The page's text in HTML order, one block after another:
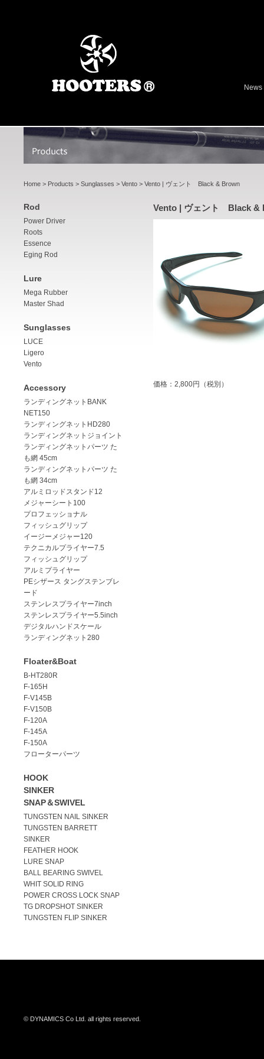
News
Home > Products > Sunglasses > Vento > Vento | ヴェント Black & Brown
Rod
Power Driver
Roots
Essence
Eging Rod
Lure
Mega Rubber
Master Shad
Sunglasses
LUCE
Ligero
Vento
Accessory
ランディングネットBANK
NET150
ランディングネットHD280
ランディングネットジョイント
ランディングネットパーツ た
も網 45cm
ランディングネットパーツ た
も網 34cm
アルミロッドスタンド12
メジャーシート100
プロフェッショナル
フィッシュグリップ
イージーメジャー120
テクニカルプライヤー7.5
フィッシュグリップ
アルミプライヤー
PEシザース タングステンブレ
ード
ステンレスプライヤー7inch
ステンレスプライヤー5.5inch
デジタルハンドスケール
ランディングネット280
Floater&Boat
B-HT280R
F-165H
F-V145B
F-V150B
F-120A
F-145A
F-150A
フローターパーツ
HOOK
SINKER
SNAP＆SWIVEL
TUNGSTEN NAIL SINKER
TUNGSTEN BARRETT
SINKER
FEATHER HOOK
LURE SNAP
BALL BEARING SWIVEL
WHIT SOLID RING
POWER CROSS LOCK SNAP
TG DROPSHOT SINKER
TUNGSTEN FLIP SINKER
Vento | ヴェント Black &
価格：2,800円（税別）
© DYNAMICS Co Ltd. all rights reserved.